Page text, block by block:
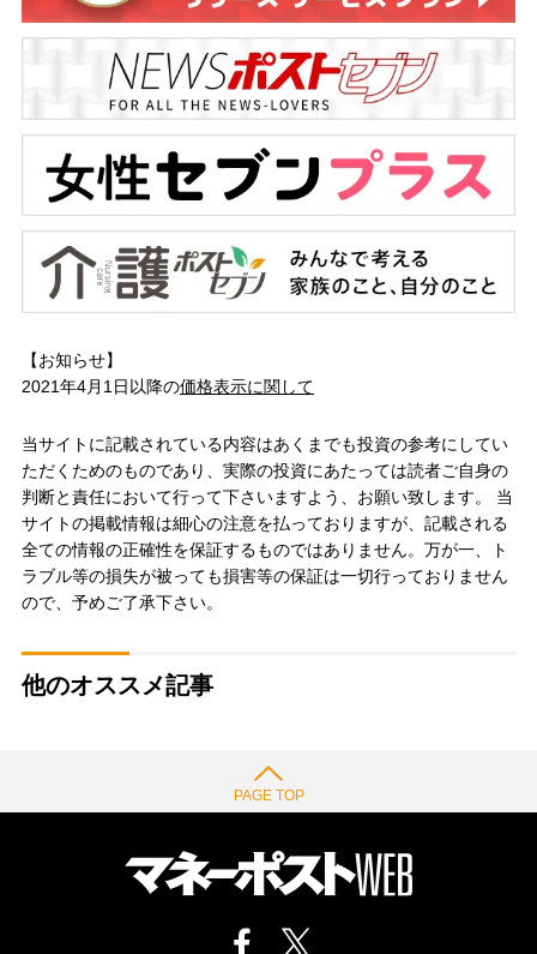
【お知らせ】
2021年4月1日以降の価格表示に関して
当サイトに記載されている内容はあくまでも投資の参考にしてい
ただくためのものであり、実際の投資にあたっては読者ご自身の
判断と責任において行って下さいますよう、お願い致します。 当
サイトの掲載情報は細心の注意を払っておりますが、記載される
全ての情報の正確性を保証するものではありません。万が一、ト
ラブル等の損失が被っても損害等の保証は一切行っておりません
ので、予めご了承下さい。
他のオススメ記事
PAGE TOP